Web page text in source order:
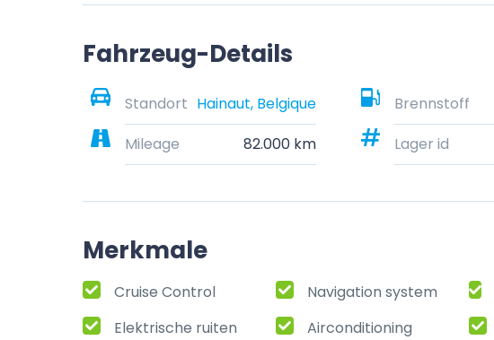
Fahrzeug-Details
Standort Hainaut, Belgique Brennstoff
Mileage
82.000 km Lager id
Merkmale
Cruise Control Navigation system
Elektrische ruiten
Airconditioning